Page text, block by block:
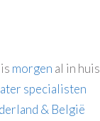
morgen al in huis
specialisten
& België